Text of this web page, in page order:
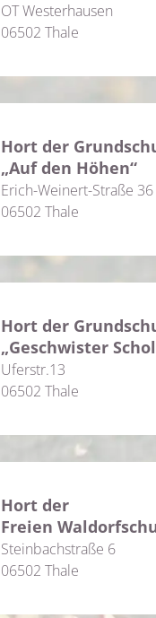
OT Westerhausen
06502 Thale
Hort der
„Auf den Höhen“
Erich-Weinert-Straße 36
06502 Thale
Hort der
„Geschwister
Uferstr.13
06502 Thale
Hort der
Freien
Steinbachstraße 6
06502 Thale